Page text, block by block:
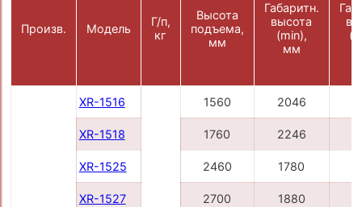
Произв. Модель
Г/п,
кг
Высота
подъема,
мм
Габаритн.
высота
(min),
мм
XR-1516 1560 2046
XR-1518 1760 2246
XR-1525 2460 1780
XR-1527 2700 1880